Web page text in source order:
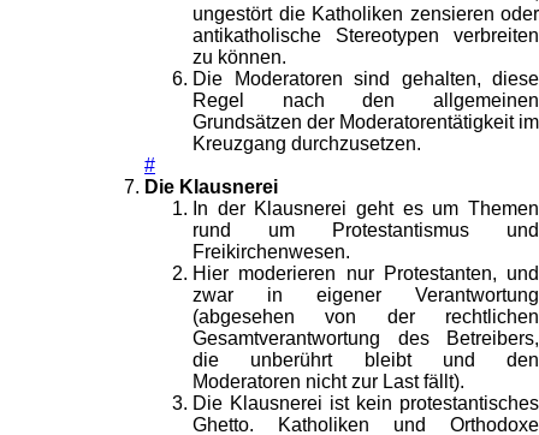
ungestört die Katholiken zensieren oder
antikatholische Stereotypen verbreiten
zu können.
Die Moderatoren sind gehalten, diese
Regel nach den allgemeinen
Grundsätzen der Moderatorentätigkeit im
Kreuzgang durchzusetzen.
#
Die Klausnerei
In der Klausnerei geht es um Themen
rund um Protestantismus und
Freikirchenwesen.
Hier moderieren nur Protestanten, und
zwar in eigener Verantwortung
(abgesehen von der rechtlichen
Gesamtverantwortung des Betreibers,
die unberührt bleibt und den
Moderatoren nicht zur Last fällt).
Die Klausnerei ist kein protestantisches
Ghetto. Katholiken und Orthodoxe